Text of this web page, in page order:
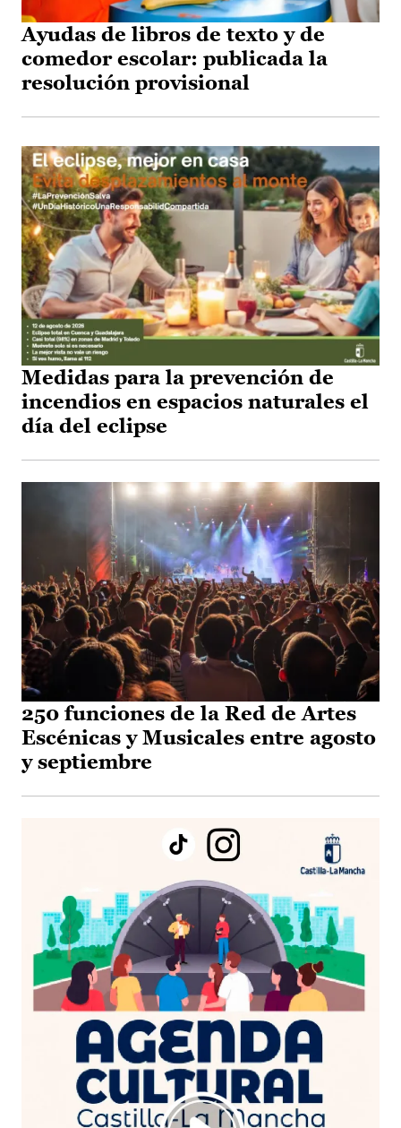
Ayudas de libros de texto y de
comedor escolar: publicada la
resolución provisional
Medidas para la prevención de
incendios en espacios naturales el
día del eclipse
250 funciones de la Red de Artes
Escénicas y Musicales entre agosto
y septiembre